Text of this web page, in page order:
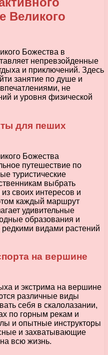
Великого
Божества в
непревзойденные
и приключений. Здесь
занятие по душе и
не
и уровня физической
для пеших
Божества
путешествие по
туристические
выбрать
своих интересов и
каждый маршрут
удивительные
образования и
редкими видами растений
на вершине
и экстрима на вершине
различные виды
себя в скалолазании,
по горным рекам и
и опытные инструкторы
и захватывающие
всю жизнь.